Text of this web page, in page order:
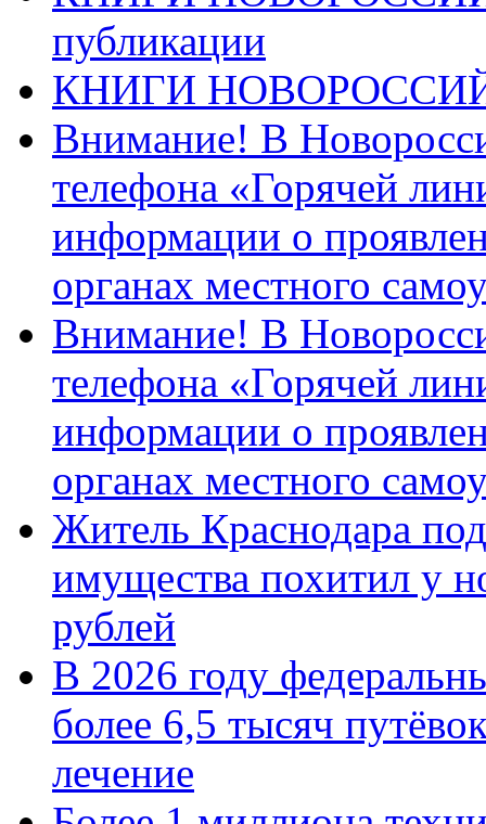
публикации
КНИГИ
Внимание! В
телефона «Горячей
информации о
органах местного
Внимание! В
телефона «Горячей
информации о
органах местного
Житель Краснодара
имущества похитил у
рублей
В 2026 году
более 6,5 тысяч
лечение